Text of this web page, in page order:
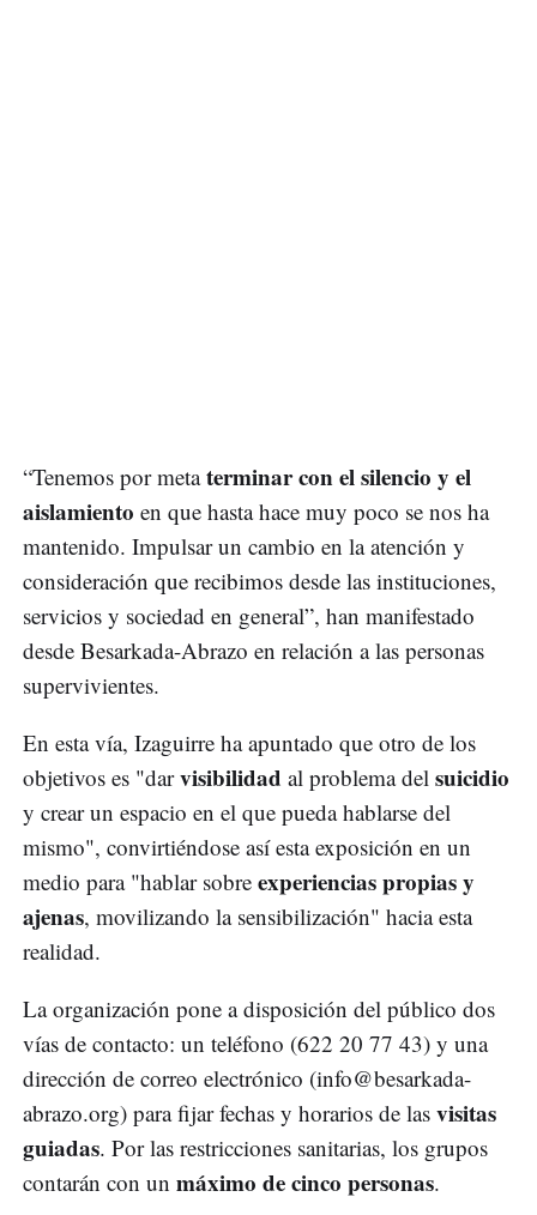
“Tenemos por metaterminar con el silencio y el
aislamiento en que hasta hace muy poco se nos ha
mantenido. Impulsar un cambio en la atención y
consideración que recibimos desde las instituciones,
servicios y sociedad en general”, han manifestado
desde Besarkada-Abrazo en relación a las personas
supervivientes.
En esta vía, Izaguirre ha apuntado que otro de los
objetivos es "darvisibilidad al problema del suicidio
y crear un espacio en el que pueda hablarse del
mismo", convirtiéndose así esta exposición en un
medio para "hablar sobre experiencias propias y
ajenas, movilizando la sensibilización" hacia esta
realidad.
La organización pone a disposición del público dos
vías de contacto: un teléfono (622 20 77 43) y una
dirección de correo electrónico (info@besarkada-
abrazo.org) para fijar fechas y horarios de las visitas
guiadas. Por las restricciones sanitarias, los grupos
contarán con un máximo de cinco personas.